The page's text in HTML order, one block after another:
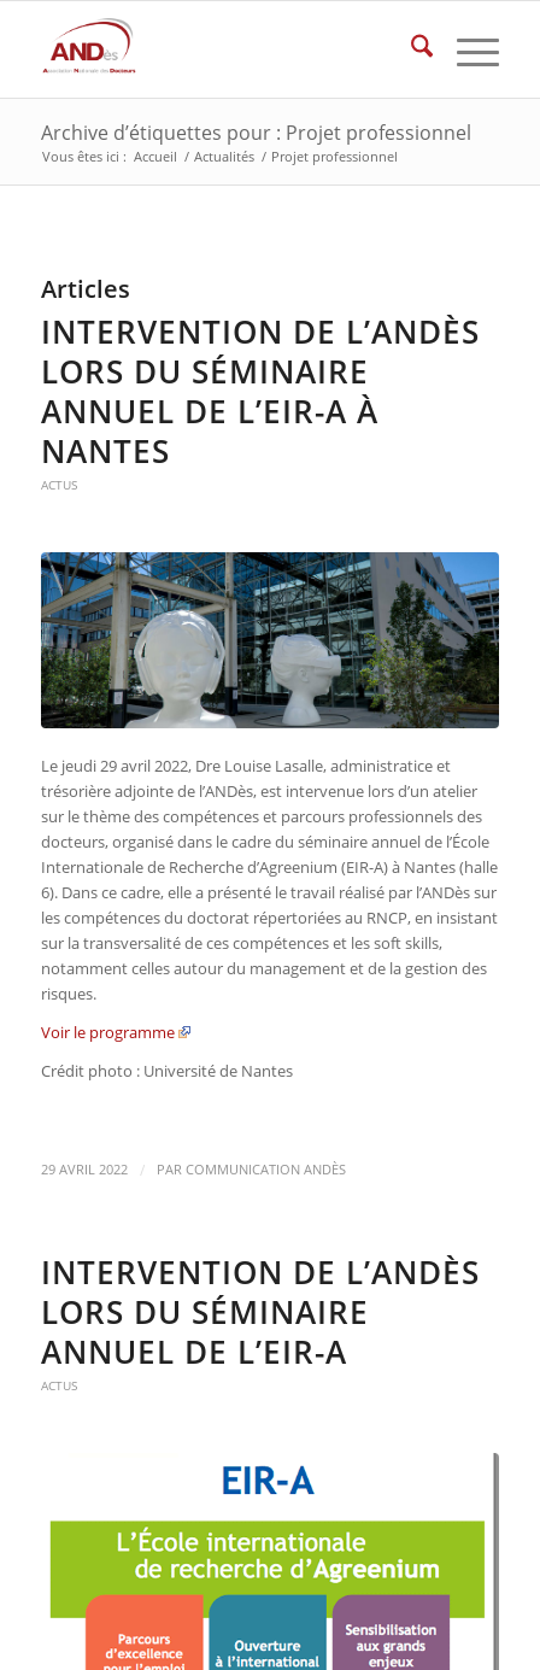
Archive d’étiquettes pour : Projet professionnel
Vous êtes ici : Accueil / Actualités / Projet professionnel
Articles
INTERVENTION DE L’ANDÈS
LORS DU SÉMINAIRE
ANNUEL DE L’EIR-A À
NANTES
ACTUS
Le jeudi 29 avril 2022, Dre Louise Lasalle, administratice et
trésorière adjointe de l’ANDès, est intervenue lors d’un atelier
sur le thème des compétences et parcours professionnels des
docteurs, organisé dans le cadre du séminaire annuel de l’École
Internationale de Recherche d’Agreenium (EIR-A) à Nantes (halle
6). Dans ce cadre, elle a présenté le travail réalisé par l’ANDès sur
les compétences du doctorat répertoriées au RNCP, en insistant
sur la transversalité de ces compétences et les soft skills,
notamment celles autour du management et de la gestion des
risques.
Voir le programme
Crédit photo : Université de Nantes
29 AVRIL 2022 / PAR COMMUNICATION ANDÈS
INTERVENTION DE L’ANDÈS
LORS DU SÉMINAIRE
ANNUEL DE L’EIR-A
ACTUS